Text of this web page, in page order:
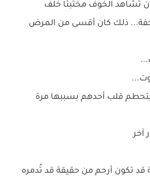
تشاهد الخوف مختبئًا خلف
ذلك كان أقسى من المرض
يتحطم قلب أحدهم بسببها مرة
آخر
قد تكون أرحم من حقيقة قد تُدمره